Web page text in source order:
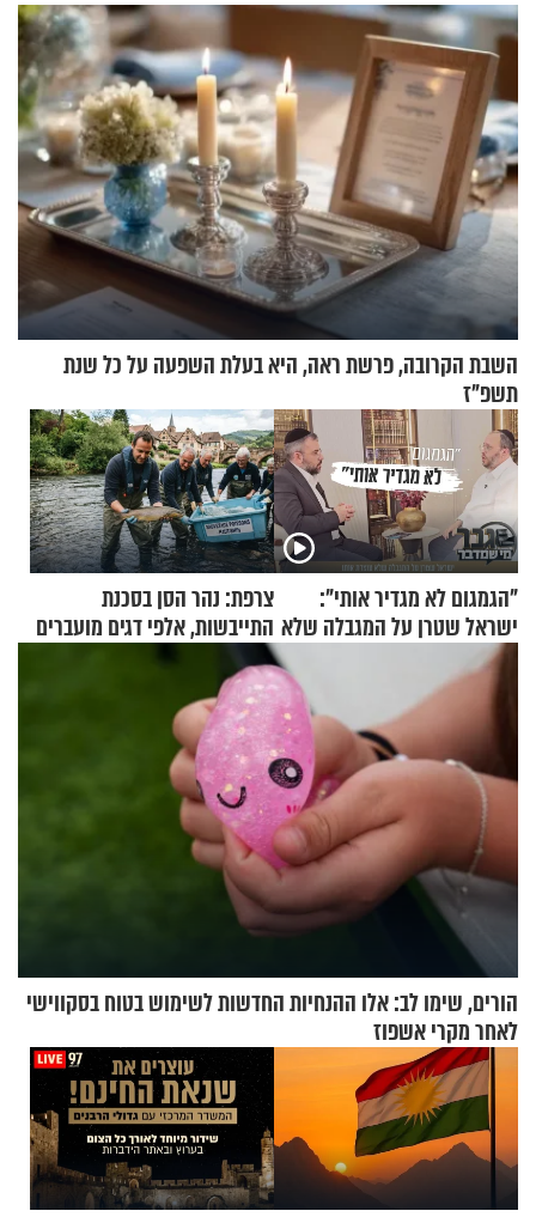
ירושלים
השבת הקרובה, פרשת ראה, היא בעלת השפעה על כל שנת
תשפ"ז
"הגמגום לא מגדיר אותי":
ישראל שטרן על המגבלה שלא
עוצרת אותו
צרפת: נהר הסן בסכנת
התייבשות, אלפי דגים מועברים
במבצעי חילוץ
הורים, שימו לב: אלו ההנחיות החדשות לשימוש בטוח בסקווישי
לאחר מקרי אשפוז